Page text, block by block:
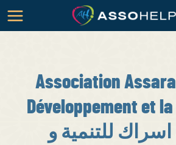
Association
Développement et
للتنمية و